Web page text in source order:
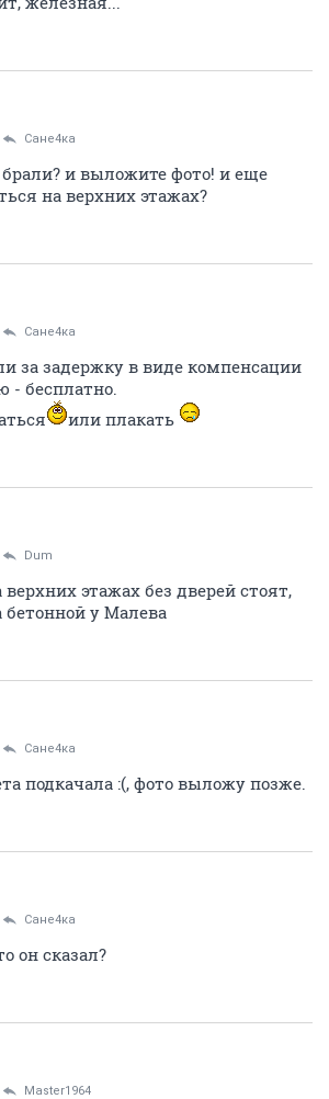
Сане4ка
и выложите фото! и еще
на верхних этажах?
Сане4ка
за задержку в виде компенсации
- бесплатно.
или плакать
Dum
этажах без дверей стоят,
бетонной у Малева
Сане4ка
подкачала :(, фото выложу позже.
Сане4ка
он сказал?
Master1964